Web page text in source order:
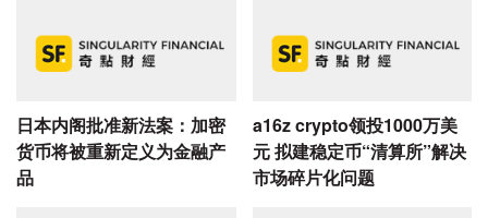
日本内阁批准新法案：加密
货币将被重新定义为金融产
品
a16z crypto领投1000万美
元 拟建稳定币“清算所”解决
市场碎片化问题